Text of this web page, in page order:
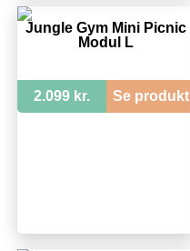
Jungle Gym Mini Picnic
Modul L
2.099 kr. Se produkt